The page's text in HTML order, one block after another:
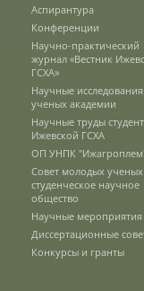
Протоколы
Разное
Абитуриенту
Информация в
Направления
Аспирантура
Конференции
Научно-практический
журнал «Вестник
ГСХА»
Научные исследования
ученых академии
Научные труды
Ижевской ГСХА
ОП УНПК
Совет молодых
студенческое научное
общество
Научные мероприятия
Диссертационные
Конкурсы и гранты